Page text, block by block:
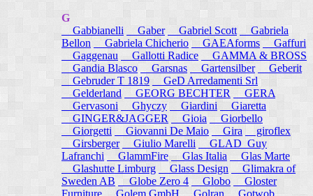
G
Gabbianelli
Gaber Gabriel Scott
Gabriela
Bellon
Gabriela Chicherio GAEAforms
Gaffuri
Gaggenau
Gallotti Radice
GAMMA & BROSS
Gandia Blasco
Garsnas Gartensilber
Geberit
Gebruder T 1819
GeD Arredamenti Srl
Gelderland
GEORG BECHTER
GERA
Gervasoni
Ghyczy Giardini
Giaretta
GINGER&JAGGER
Gioia
Giorbello
Giorgetti
Giovanni De Maio Gira
giroflex
Girsberger
Giulio Marelli
GLAD_Guy
Lafranchi
GlammFire Glas Italia
Glas Marte
Glashutte Limburg
Glass Design
Glimakra of
Sweden AB
Globe Zero 4 Globo
Gloster